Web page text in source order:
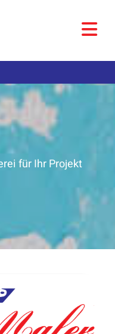
für Ihr Projekt